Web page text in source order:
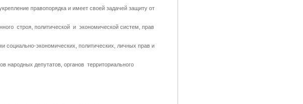
правопорядка и имеет своей задачей защиту от
строя, политической и экономической систем, прав
экономических, политических, личных прав и
народных депутатов, органов территориального